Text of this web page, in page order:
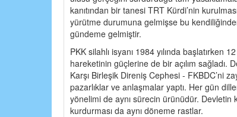
kanıtından bir tanesi TRT Kürdi’nin
yürütme durumuna gelmişse bu
gündeme gelmiştir.
PKK silahlı isyanı 1984 yılında başlatırken
hareketinin güçlerine de bir açılım
Karşı Birleşik Direniş Cephesi - FKBDC’ni
pazarlıklar ve anlaşmalar yaptı. Her gün
yönelimi de aynı sürecin ürünüdür. Devletin
kurdurması da aynı döneme rastlar.